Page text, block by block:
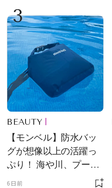
3
BEAUTY
【モンベル】防水バッ
グが想像以上の活躍っ
ぷり！ 海や川、プール
6日前